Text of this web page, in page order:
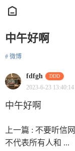
中午好啊
# 微博
fdfgh DDD
2023-6-23 13:40:14
中午好啊
上一篇 : 不要听信
不代表所有人和 ...